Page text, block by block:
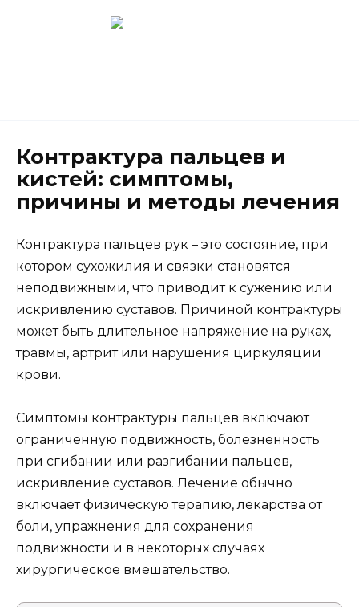
Контрактура пальцев и
кистей: симптомы,
причины и методы лечения
Контрактура пальцев рук – это состояние, при
котором сухожилия и связки становятся
неподвижными, что приводит к сужению или
искривлению суставов. Причиной контрактуры
может быть длительное напряжение на руках,
травмы, артрит или нарушения циркуляции
крови.
Симптомы контрактуры пальцев включают
ограниченную подвижность, болезненность
при сгибании или разгибании пальцев,
искривление суставов. Лечение обычно
включает физическую терапию, лекарства от
боли, упражнения для сохранения
подвижности и в некоторых случаях
хирургическое вмешательство.